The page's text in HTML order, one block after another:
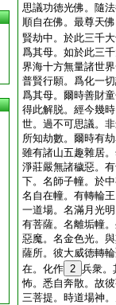
思議功徳光佛。隨
順自在佛。最尊天
賢劫中。於此三千
爲其母。如於此三
界海十方無量諸世
普賢行願。爲化一
爲其母。爾時善財
得此解脱。經今幾
世。過不可思議。
所知劫數。爾時有
雖有諸山五趣雜居
淨莊嚴無諸穢惡。
下。名師子幢。於
名自在幢。有轉輪
一道場。名滿月光
有菩薩。名離垢幢
惡魔。名金色光。
薩所。彼大威徳轉
在。化作 2 兵衆。
怖。悉自奔散。故
三菩提。時道場神